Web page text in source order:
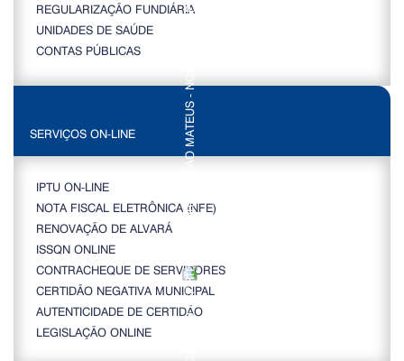
REGULARIZAÇÃO FUNDIÁRIA
UNIDADES DE SAÚDE
CONTAS PÚBLICAS
SERVIÇOS ON-LINE
IPTU ON-LINE
NOTA FISCAL ELETRÔNICA (NFE)
RENOVAÇÃO DE ALVARÁ
ISSQN ONLINE
CONTRACHEQUE DE SERVIDORES
CERTIDÃO NEGATIVA MUNICIPAL
AUTENTICIDADE DE CERTIDÃO
LEGISLAÇÃO ONLINE